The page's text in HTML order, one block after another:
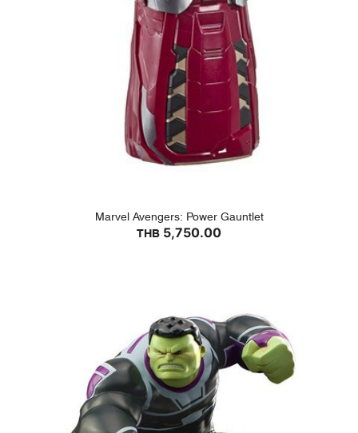
Marvel Avengers: Power Gauntlet
THB 5,750.00